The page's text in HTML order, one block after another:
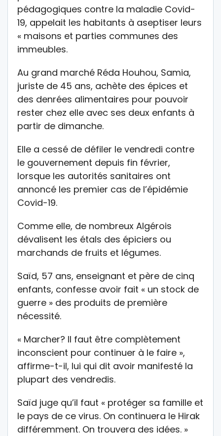
pédagogiques contre la maladie Covid-
19, appelait les habitants à aseptiser leurs
« maisons et parties communes des
immeubles.
Au grand marché Réda Houhou, Samia,
juriste de 45 ans, achète des épices et
des denrées alimentaires pour pouvoir
rester chez elle avec ses deux enfants à
partir de dimanche.
Elle a cessé de défiler le vendredi contre
le gouvernement depuis fin février,
lorsque les autorités sanitaires ont
annoncé les premier cas de l’épidémie
Covid-19.
Comme elle, de nombreux Algérois
dévalisent les étals des épiciers ou
marchands de fruits et légumes.
Saïd, 57 ans, enseignant et père de cinq
enfants, confesse avoir fait « un stock de
guerre » des produits de première
nécessité.
« Marcher? Il faut être complètement
inconscient pour continuer à le faire »,
affirme-t-il, lui qui dit avoir manifesté la
plupart des vendredis.
Saïd juge qu’il faut « protéger sa famille et
le pays de ce virus. On continuera le Hirak
différemment. On trouvera des idées. »